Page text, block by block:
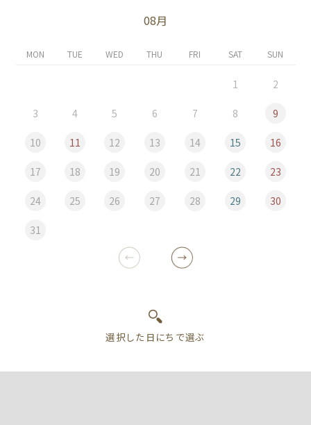
08月
MON TUE WED THU FRI SAT SUN
1 2
3 4 5 6 7 8 9
10 11 12 13 14 15 16
17 18 19 20 21 22 23
24 25 26 27 28 29 30
31